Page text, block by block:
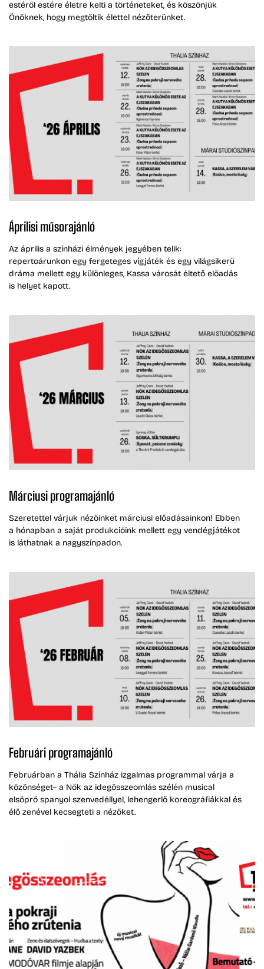
estéről estére életre kelti a történeteket, és köszönjük
Önöknek, hogy megtöltik élettel nézőterünket.
Áprilisi műsorajánló
Az április a színházi élmények jegyében telik:
repertoárunkon egy fergeteges vígjáték és egy világsikerű
dráma mellett egy különleges, Kassa városát éltető előadás
is helyet kapott.
Márciusi programajánló
Szeretettel várjuk nézőinket márciusi előadásainkon! Ebben
a hónapban a saját produkcióink mellett egy vendégjátékot
is láthatnak a nagyszínpadon.
Februári programajánló
Februárban a Thália Színház izgalmas programmal várja a
közönséget– a Nők az idegösszeomlás szélén musical
elsöprő spanyol szenvedéllyel, lehengerlő koreográfiákkal és
élő zenével kecsegteti a nézőket.